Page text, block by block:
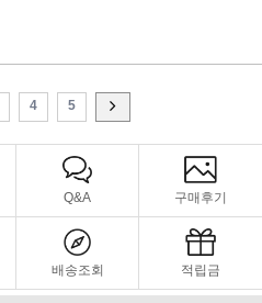
4 5
Q&A 구매후기
배송조회 적립금